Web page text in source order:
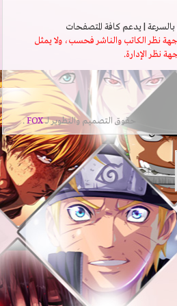
نظر الكاتب والناشر فحسب، ولا يمثل
نظر الإدارة.
حقوق التصميم والتطوير لــFOX
.